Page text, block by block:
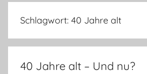
–
Lifestyle,
Produkttests
vieles
Schlagwort: 40 Jahre alt
40 Jahre alt – Und nu?